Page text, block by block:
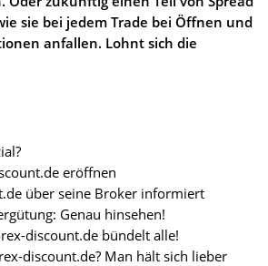
sie bei jedem Trade bei Öffnen und
anfallen. Lohnt sich die
eröffnen
über seine Broker informiert
Genau hinsehen!
discount.de bündelt alle!
discount.de? Man hält sich lieber